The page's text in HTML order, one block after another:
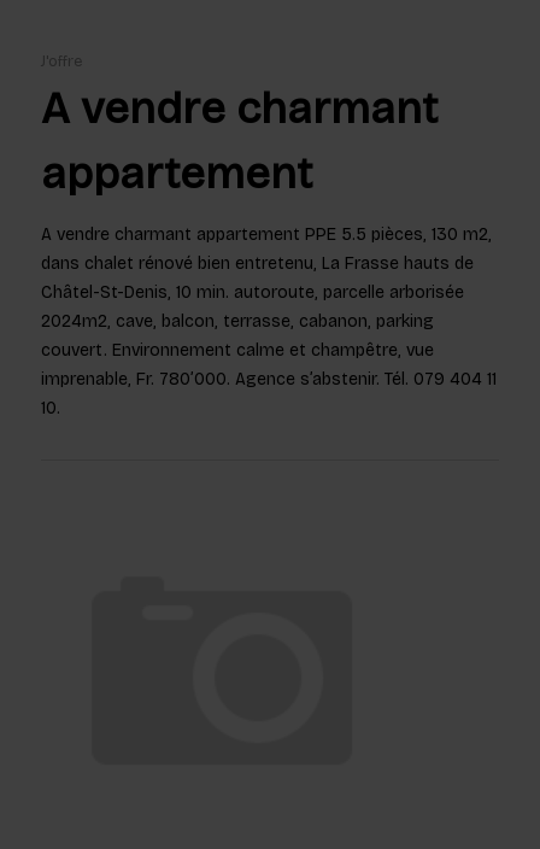
J'offre
A vendre charmant
appartement
A vendre charmant appartement PPE 5.5 pièces, 130 m2,
dans chalet rénové bien entretenu, La Frasse hauts de
Châtel-St-Denis, 10 min. autoroute, parcelle arborisée
2024m2, cave, balcon, terrasse, cabanon, parking
couvert. Environnement calme et champêtre, vue
imprenable, Fr. 780’000. Agence s’abstenir. Tél. 079 404 11
10.